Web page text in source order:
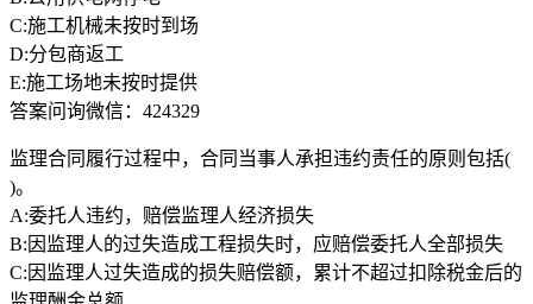
C:施工机械未按时到场
D:分包商返工
E:施工场地未按时提供
答案问询微信：424329
监理合同履行过程中，合同当事人承担违约责任的原则包括(
)。
A:委托人违约，赔偿监理人经济损失
B:因监理人的过失造成工程损失时，应赔偿委托人全部损失
C:因监理人过失造成的损失赔偿额，累计不超过扣除税金后的